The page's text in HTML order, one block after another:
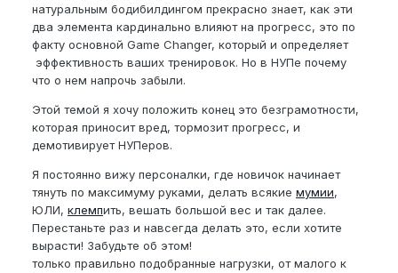
натуральным бодибилдингом прекрасно знает, как эти
два элемента кардинально влияют на прогресс, это по
факту основной Game Changer, который и определяет
эффективность ваших тренировок. Но в НУПе почему
что о нем напрочь забыли.
Этой темой я хочу положить конец это безграмотности,
которая приносит вред, тормозит прогресс, и
демотивирует НУПеров.
Я постоянно вижу персоналки, где новичок начинает
тянуть по максимуму руками, делать всякие мумии,
ЮЛИ, клемпить, вешать большой вес и так далее.
Перестаньте раз и навсегда делать это, если хотите
вырасти! Забудьте об этом!
только правильно подобранные нагрузки, от малого к